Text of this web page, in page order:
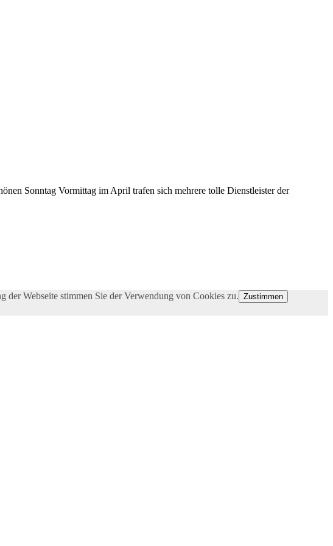
Sonntag Vormittag im April trafen sich mehrere tolle Dienstleister der
Webseite stimmen Sie der Verwendung von Cookies zu. Zustimmen